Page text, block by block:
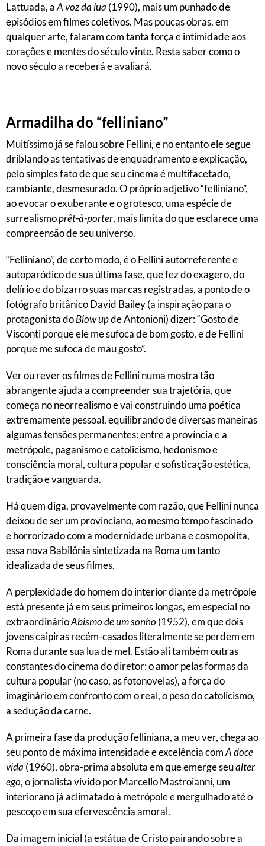
Lattuada, aA voz da lua (1990), mais um punhado de
episódios em filmes coletivos. Mas poucas obras, em
qualquer arte, falaram com tanta força e intimidade aos
corações e mentes do século vinte. Resta saber como o
novo século a receberá e avaliará.
Armadilha do “felliniano”
Muitíssimo já se falou sobre Fellini, e no entanto ele segue
driblando as tentativas de enquadramento e explicação,
pelo simples fato de que seu cinema é multifacetado,
cambiante, desmesurado. O próprio adjetivo “felliniano”,
ao evocar o exuberante e o grotesco, uma espécie de
surrealismoprêt-à-porter, mais limita do que esclarece uma
compreensão de seu universo.
“Felliniano”, de certo modo, é o Fellini autorreferente e
autoparódico de sua última fase, que fez do exagero, do
delírio e do bizarro suas marcas registradas, a ponto de o
fotógrafo britânico David Bailey (a inspiração para o
protagonista doBlow upde Antonioni) dizer: “Gosto de
Visconti porque ele me sufoca de bom gosto, e de Fellini
porque me sufoca de mau gosto”.
Ver ou rever os filmes de Fellini numa mostra tão
abrangente ajuda a compreender sua trajetória, que
começa no neorrealismo e vai construindo uma poética
extremamente pessoal, equilibrando de diversas maneiras
algumas tensões permanentes: entre a província e a
metrópole, paganismo e catolicismo, hedonismo e
consciência moral, cultura popular e sofisticação estética,
tradição e vanguarda.
Há quem diga, provavelmente com razão, que Fellini nunca
deixou de ser um provinciano, ao mesmo tempo fascinado
e horrorizado com a modernidade urbana e cosmopolita,
essa nova Babilônia sintetizada na Roma um tanto
idealizada de seus filmes.
A perplexidade do homem do interior diante da metrópole
está presente já em seus primeiros longas, em especial no
extraordinárioAbismo de um sonho (1952), em que dois
jovens caipiras recém-casados literalmente se perdem em
Roma durante sua lua de mel. Estão ali também outras
constantes do cinema do diretor: o amor pelas formas da
cultura popular (no caso, as fotonovelas), a força do
imaginário em confronto com o real, o peso do catolicismo,
a sedução da carne.
A primeira fase da produção felliniana, a meu ver, chega ao
seu ponto de máxima intensidade e excelência comA doce
vida (1960), obra-prima absoluta em que emerge seualter
ego, o jornalista vivido por Marcello Mastroianni, um
interiorano já aclimatado à metrópole e mergulhado até o
pescoço em sua efervescência amoral.
Da imagem inicial (a estátua de Cristo pairando sobre a